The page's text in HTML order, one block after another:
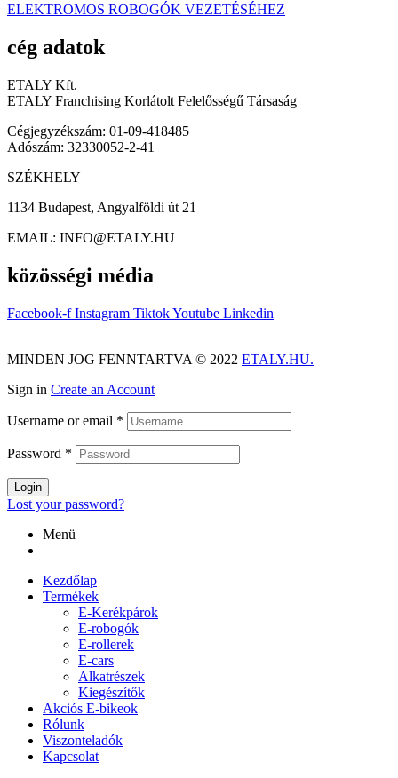
ELEKTROMOS ROBOGÓK VEZETÉSÉHEZ
cég adatok
ETALY Kft.
ETALY Franchising Korlátolt Felelősségű Társaság
Cégjegyzékszám: 01-09-418485
Adószám: 32330052-2-41
SZÉKHELY
1134 Budapest, Angyalföldi út 21
EMAIL: INFO@ETALY.HU
közösségi média
Facebook-f Instagram TiktokYoutube Linkedin
MINDEN JOG FENNTARTVA © 2022 ETALY.HU.
Sign in Create an Account
Username or email *
Password *
Login
Lost your password?
Menü
Kezdőlap
Termékek
E-Kerékpárok
E-robogók
E-rollerek
E-cars
Alkatrészek
Kiegészítők
Akciós E-bikeok
Rólunk
Viszonteladók
Kapcsolat